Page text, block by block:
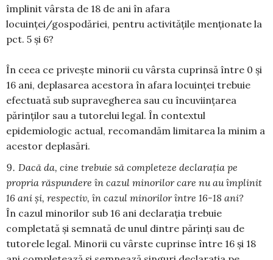
împlinit vârsta de 18 de ani în afara
locuinței/gospodăriei, pentru activităţile menţionate la
pct. 5 şi 6?
În ceea ce privește minorii cu vârsta cuprinsă între 0 și
16 ani, deplasarea acestora în afara locuinței trebuie
efectuată sub supravegherea sau cu încuviințarea
părinților sau a tutorelui legal. În contextul
epidemiologic actual, recomandăm limitarea la minim a
acestor deplasări.
Dacă da, cine trebuie să completeze declaraţia pe
propria răspundere în cazul minorilor care nu au împlinit
16 ani şi, respectiv, în cazul minorilor între 16-18 ani?
În cazul minorilor sub 16 ani declarația trebuie
completată și semnată de unul dintre părinți sau de
tutorele legal. Minorii cu vârste cuprinse între 16 și 18